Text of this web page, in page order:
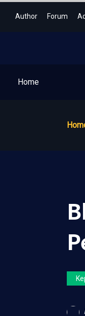
Author Forum
Home